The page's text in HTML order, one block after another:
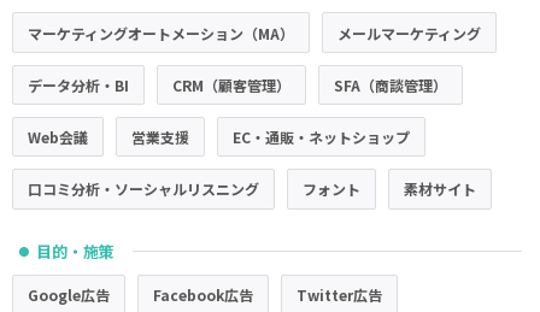
マーケティングオートメーション（MA） メールマーケティング
データ分析・BI CRM（顧客管理） SFA（商談管理）
Web会議 営業支援 EC・通販・ネットショップ
口コミ分析・ソーシャルリスニング フォント 素材サイト
● 目的・施策
Google広告 Facebook広告 Twitter広告